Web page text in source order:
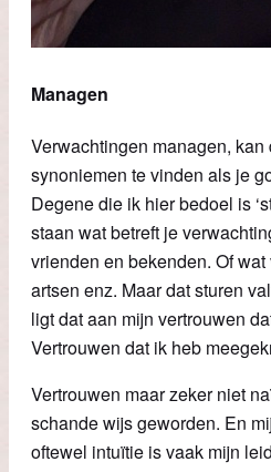
Managen
Verwachtingen managen,
synoniemen te vinden als je
Degene die ik hier bedoel is
staan wat betreft je
vrienden en bekenden. Of
artsen enz. Maar dat sturen
ligt dat aan mijn vertrouwen
Vertrouwen dat ik heb
Vertrouwen maar zeker niet
schande wijs geworden. En
oftewel intuïtie is vaak mijn